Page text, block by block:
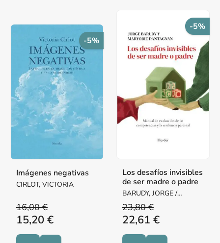
-5%
Imágenes negativas
CIRLOT, VICTORIA
16,00 €
15,20 €
-5%
Los desafíos invisibles
de ser madre o padre
BARUDY, JORGE /
DANTAGNAN, MARYORIE
23,80 €
22,61 €